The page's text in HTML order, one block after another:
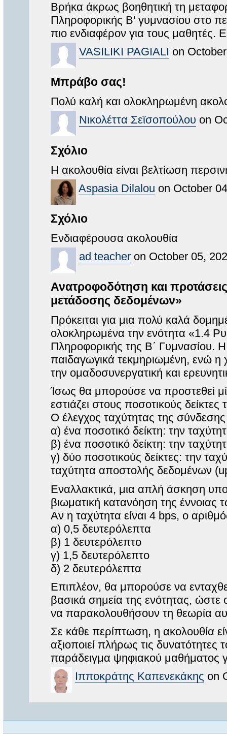
Βρήκα άκρως βοηθητική τη
Πληροφορικής Β' γυμνασίου στο
πιο ενδιαφέρον για τους μαθητές.
VASILIKI PAGIALI on
Μπράβο σας!
Πολύ καλή και ολοκληρωμένη
Νικολέττα Σεϊσοπούλου on
Σχόλιο
Η ακολουθία είναι βελτίωση
Aspasia Dilalou on October
Σχόλιο
Ενδιαφέρουσα ακολουθία
ad teacher on October 05,
Ανατροφοδότηση και
μετάδοσης δεδομένων»
Πρόκειται για μια πολύ καλά
ολοκληρωμένα την ενότητα «1.4
Πληροφορικής της Β΄ Γυμνασίου.
παιδαγωγικά τεκμηριωμένη, ενώ η
την ομαδοσυνεργατική και
Ίσως θα μπορούσε να προστεθεί
εστιάζει στους ποσοτικούς
Ο έλεγχος ταχύτητας της σύνδεσης
α) ένα ποσοτικό δείκτη: την
β) ένα ποσοτικό δείκτη: την
γ) δύο ποσοτικούς δείκτες: την
ταχύτητα αποστολής δεδομένων
Εναλλακτικά, μια απλή άσκηση
βιωματική κατανόηση της έννοιας
Αν η ταχύτητα είναι 4 bps, ο
α) 0,5 δευτερόλεπτα
β) 1 δευτερόλεπτο
γ) 1,5 δευτερόλεπτο
δ) 2 δευτερόλεπτα
Επιπλέον, θα μπορούσε να
βασικά σημεία της ενότητας,
να παρακολουθήσουν τη θεωρία
Σε κάθε περίπτωση, η ακολουθία
αξιοποιεί πλήρως τις δυνατότητες
παράδειγμα ψηφιακού μαθήματος
Ιπποκράτης Καπενεκάκης on